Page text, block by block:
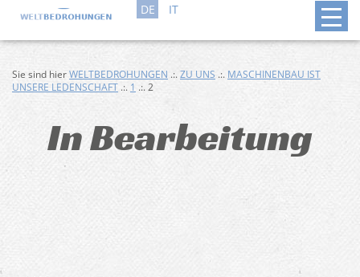
DE IT
Sie sind hierWELTBEDROHUNGEN .:.ZU UNS .:. MASCHINENBAU IST
UNSERE LEDENSCHAFT .:. 1 .:. 2
In Bearbeitung